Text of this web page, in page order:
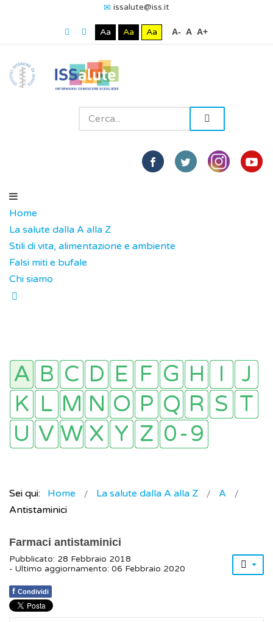
issalute@iss.it
Aa Aa Aa A- A A+
Home
La salute dalla A alla Z
Stili di vita, alimentazione e ambiente
Falsi miti e bufale
Chi siamo
Sei qui: Home La salute dalla A alla Z
A
Antistaminici
Farmaci antistaminici
Pubblicato: 28 Febbraio 2018
- Ultimo aggiornamento: 06 Febbraio 2020
f Condividi